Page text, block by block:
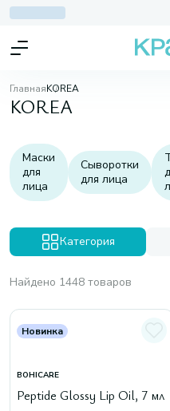
ГлавнаяKOREA
KOREA
Маски
для
лица
Сыворотки
для лица
Категория
Найдено 1448 товаров
Новинка
BOHICARE
Peptide Glossy Lip Oil, 7 мл